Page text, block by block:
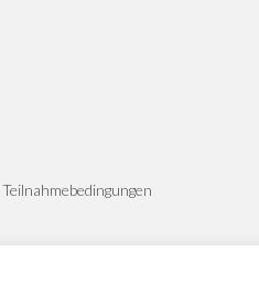
Teilnahmebedingungen